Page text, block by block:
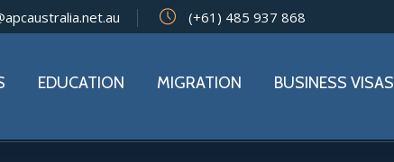
(+61) 485 937 868
EDUCATION MIGRATION BUSINESS VISAS